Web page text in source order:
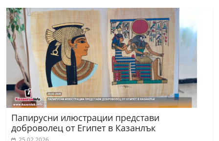
Папирусни илюстрации представи
доброволец от Египет в Казанлък